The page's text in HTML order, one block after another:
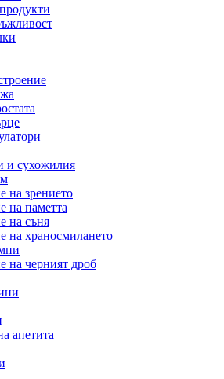
и сухожилия
на зрението
на паметта
на съня
на храносмилането
на черният дроб
апетита